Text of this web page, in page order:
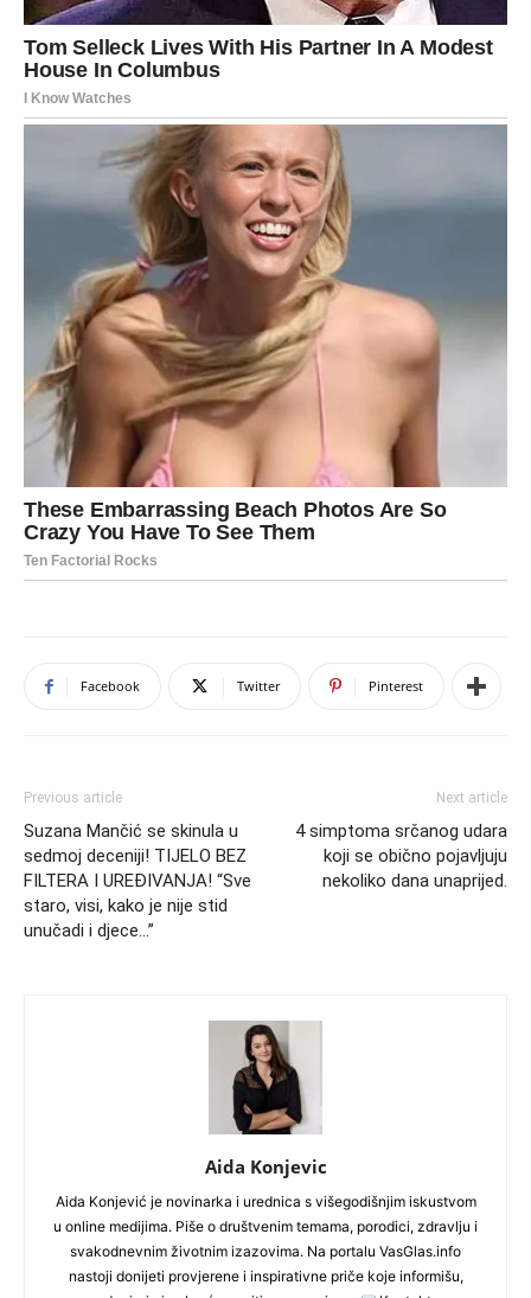
Facebook Twitter Pinterest
Previous article
Suzana Mančić se skinula u
sedmoj deceniji! TIJELO BEZ
FILTERA I UREĐIVANJA! “Sve
staro, visi, kako je nije stid
unučadi i djece…”
Next article
4 simptoma srčanog udara
koji se obično pojavljuju
nekoliko dana unaprijed.
Aida Konjevic
Aida Konjević je novinarka i urednica s višegodišnjim iskustvom
u online medijima. Piše o društvenim temama, porodici, zdravlju i
svakodnevnim životnim izazovima. Na portalu VasGlas.info
nastoji donijeti provjerene i inspirativne priče koje informišu,